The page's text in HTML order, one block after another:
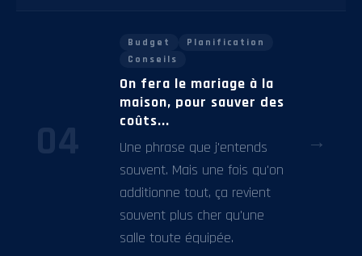
04
Budget
Planification
Conseils
On fera le mariage à la
maison, pour sauver des
coûts...
Une phrase que j'entends
souvent. Mais une fois qu'on
additionne tout, ça revient
souvent plus cher qu'une
salle toute équipée.
→